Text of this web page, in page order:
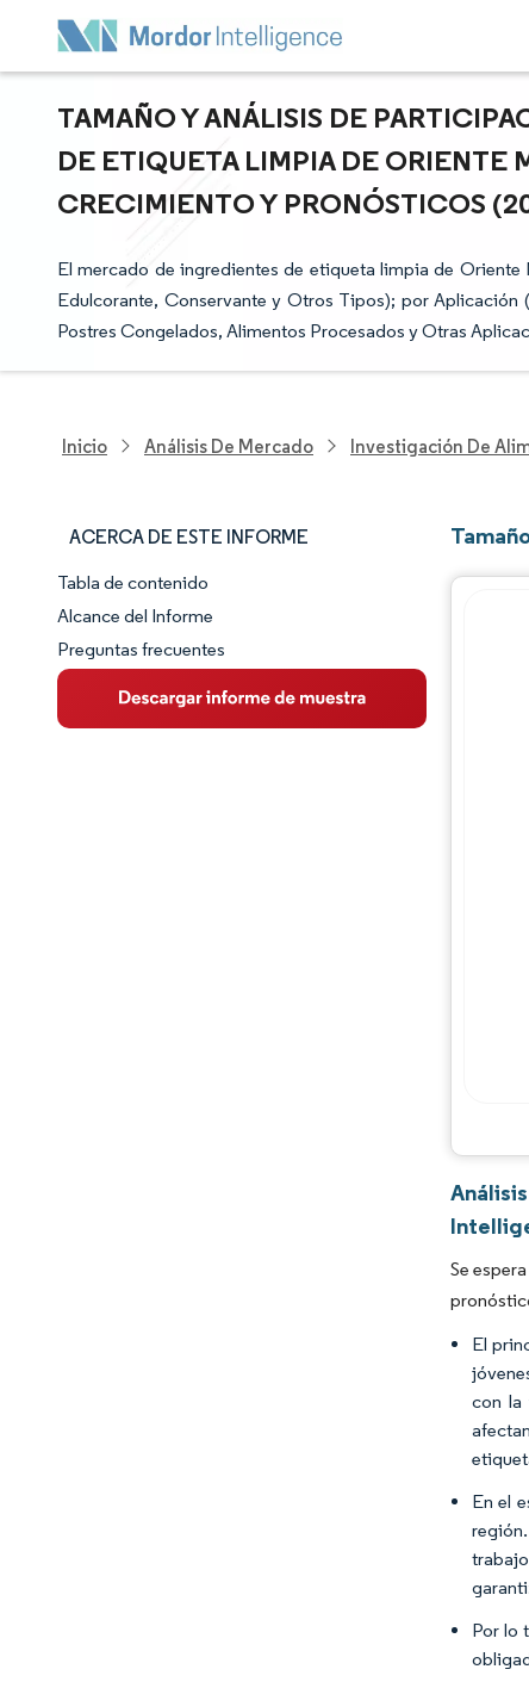
TAMAÑO Y ANÁLISIS DE
DE ETIQUETA LIMPIA DE ORIENTE
CRECIMIENTO Y PRONÓSTICOS
El mercado de ingredientes de etiqueta limpia de
Edulcorante, Conservante y Otros Tipos); por
Postres Congelados, Alimentos Procesados y Otras
Inicio Análisis De Mercado Investigación De
ACERCA DE ESTE INFORME
Panorama del Mercado
Visión General del Mercado
Tendencias Principales del Mercado
Tabla de contenido
Alcance del Informe
Preguntas frecuentes
Se
El
con la
En el
Por lo